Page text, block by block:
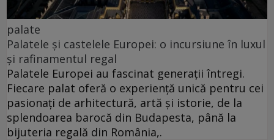
palate
Palatele și castelele Europei: o incursiune în luxul
și rafinamentul regal
Palatele Europei au fascinat generații întregi.
Fiecare palat oferă o experiență unică pentru cei
pasionați de arhitectură, artă și istorie, de la
splendoarea barocă din Budapesta, până la
bijuteria regală din România,.